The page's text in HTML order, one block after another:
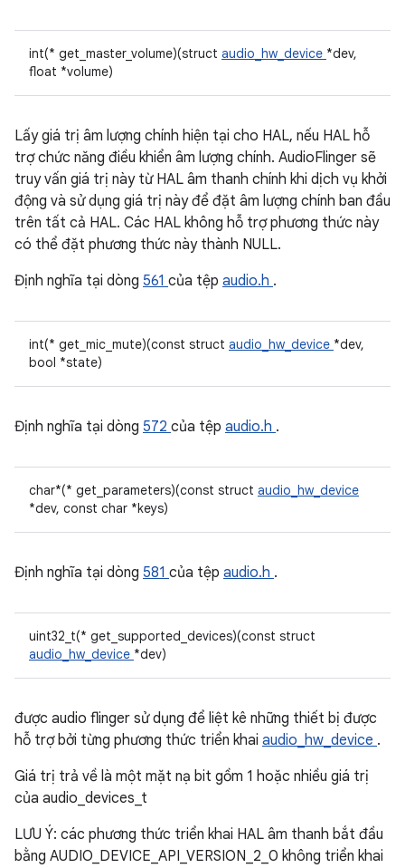
int(* get_master_volume)(struct audio_hw_device *dev,
float *volume)
Lấy giá trị âm lượng chính hiện tại cho HAL, nếu HAL hỗ
trợ chức năng điều khiển âm lượng chính. AudioFlinger sẽ
truy vấn giá trị này từ HAL âm thanh chính khi dịch vụ khởi
động và sử dụng giá trị này để đặt âm lượng chính ban đầu
trên tất cả HAL. Các HAL không hỗ trợ phương thức này
có thể đặt phương thức này thành NULL.
Định nghĩa tại dòng 561 của tệp audio.h .
int(* get_mic_mute)(const struct audio_hw_device *dev,
bool *state)
Định nghĩa tại dòng 572 của tệp audio.h .
char*(* get_parameters)(const struct audio_hw_device
*dev, const char *keys)
Định nghĩa tại dòng 581 của tệp audio.h .
uint32_t(* get_supported_devices)(const struct
audio_hw_device *dev)
được audio flinger sử dụng để liệt kê những thiết bị được
hỗ trợ bởi từng phương thức triển khai audio_hw_device .
Giá trị trả về là một mặt nạ bit gồm 1 hoặc nhiều giá trị
của audio_devices_t
LƯU Ý: các phương thức triển khai HAL âm thanh bắt đầu
bằng AUDIO_DEVICE_API_VERSION_2_0 không triển khai